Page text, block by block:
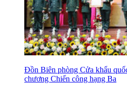
Đồn Biên phòng Cửa khẩu
chương Chiến công hạng Ba